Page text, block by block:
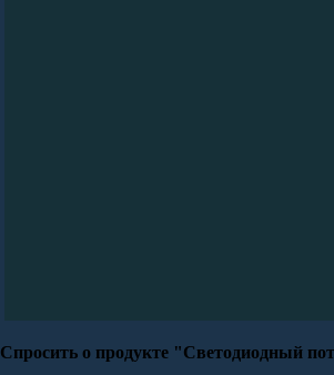
Спросить о продукте "Светодиодный